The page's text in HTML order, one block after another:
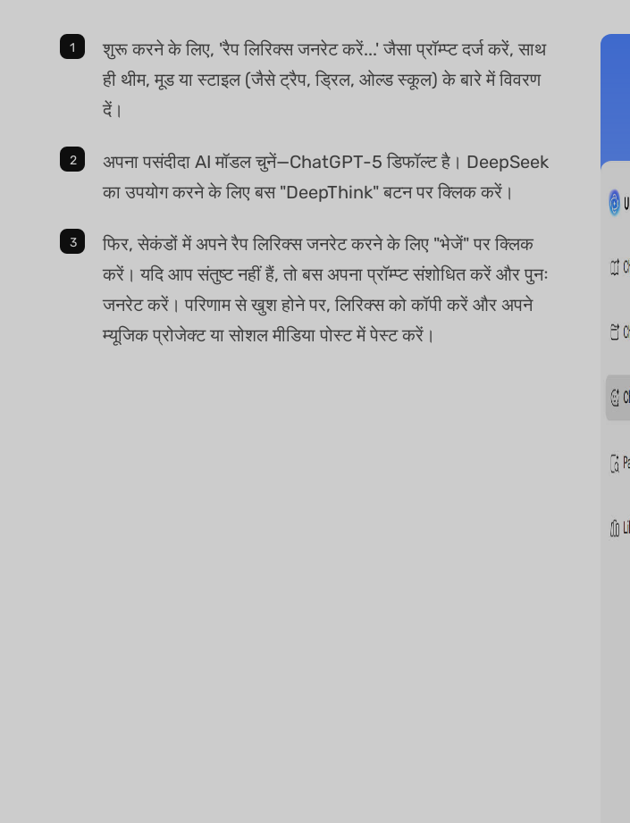
शुरू करने के लिए, 'रैप लिरिक्स जनरेट करें...' जैसा प्रॉम्प्ट दर्ज करें, साथ
ही थीम, मूड या स्टाइल (जैसे ट्रैप, ड्रिल, ओल्ड स्कूल) के बारे में विवरण
दें।
अपना पसंदीदा AI मॉडल चुनें—ChatGPT-5 डिफॉल्ट है। DeepSeek
का उपयोग करने के लिए बस "DeepThink" बटन पर क्लिक करें।
फिर, सेकंडों में अपने रैप लिरिक्स जनरेट करने के लिए "भेजें" पर क्लिक
करें। यदि आप संतुष्ट नहीं हैं, तो बस अपना प्रॉम्प्ट संशोधित करें और पुनः
जनरेट करें। परिणाम से खुश होने पर, लिरिक्स को कॉपी करें और अपने
म्यूजिक प्रोजेक्ट या सोशल मीडिया पोस्ट में पेस्ट करें।